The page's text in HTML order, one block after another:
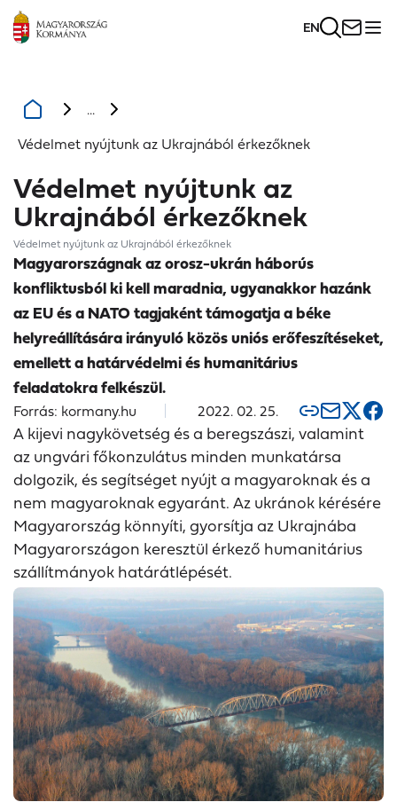
EN
...
Védelmet nyújtunk az Ukrajnából érkezőknek
Védelmet nyújtunk az
Ukrajnából érkezőknek
Védelmet nyújtunk az Ukrajnából érkezőknek
Magyarországnak az orosz-ukrán háborús
konfliktusból ki kell maradnia, ugyanakkor hazánk
az EU és a NATO tagjaként támogatja a béke
helyreállítására irányuló közös uniós erőfeszítéseket,
emellett a határvédelmi és humanitárius
feladatokra felkészül.
Forrás: kormany.hu 2022. 02. 25.
A kijevi nagykövetség és a beregszászi, valamint
az ungvári főkonzulátus minden munkatársa
dolgozik, és segítséget nyújt a magyaroknak és a
nem magyaroknak egyaránt. Az ukránok kérésére
Magyarország könnyíti, gyorsítja az Ukrajnába
Magyarországon keresztül érkező humanitárius
szállítmányok határátlépését.